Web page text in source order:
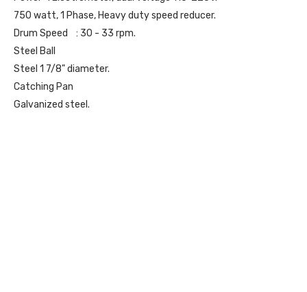
750 watt, 1 Phase, Heavy duty speed reducer.
Drum Speed
: 30 - 33 rpm.
Steel Ball
Steel 1 7/8" diameter.
Catching Pan
Galvanized steel.